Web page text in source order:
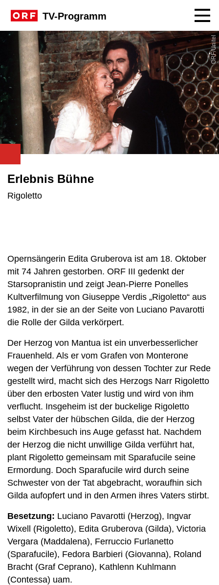
TV-Programm
ORF/Unitel
Erlebnis Bühne
Rigoletto
Opernsängerin Edita Gruberova ist am 18. Oktober
mit 74 Jahren gestorben. ORF III gedenkt der
Starsopranistin und zeigt Jean-Pierre Ponelles
Kultverfilmung von Giuseppe Verdis „Rigoletto“ aus
1982, in der sie an der Seite von Luciano Pavarotti
die Rolle der Gilda verkörpert.
Der Herzog von Mantua ist ein unverbesserlicher
Frauenheld. Als er vom Grafen von Monterone
wegen der Verführung von dessen Tochter zur Rede
gestellt wird, macht sich des Herzogs Narr Rigoletto
über den erbosten Vater lustig und wird von ihm
verflucht. Insgeheim ist der buckelige Rigoletto
selbst Vater der hübschen Gilda, die der Herzog
beim Kirchbesuch ins Auge gefasst hat. Nachdem
der Herzog die nicht unwillige Gilda verführt hat,
plant Rigoletto gemeinsam mit Sparafucile seine
Ermordung. Doch Sparafucile wird durch seine
Schwester von der Tat abgebracht, woraufhin sich
Gilda aufopfert und in den Armen ihres Vaters stirbt.
Besetzung: Luciano Pavarotti (Herzog), Ingvar
Wixell (Rigoletto), Edita Gruberova (Gilda), Victoria
Vergara (Maddalena), Ferruccio Furlanetto
(Sparafucile), Fedora Barbieri (Giovanna), Roland
Bracht (Graf Ceprano), Kathlenn Kuhlmann
(Contessa) uam.